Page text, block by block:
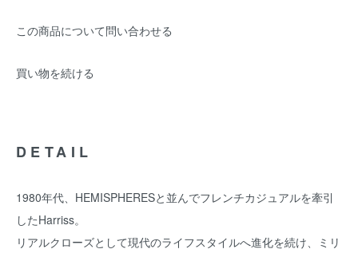
この商品について問い合わせる
買い物を続ける
DETAIL
1980年代、HEMISPHERESと並んでフレンチカジュアルを牽引
したHarriss。
リアルクローズとして現代のライフスタイルへ進化を続け、ミリ